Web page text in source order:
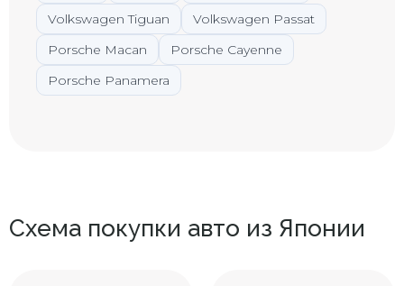
Volkswagen Tiguan
Volkswagen Passat
Porsche Macan
Porsche Cayenne
Porsche Panamera
Схема покупки авто из Японии